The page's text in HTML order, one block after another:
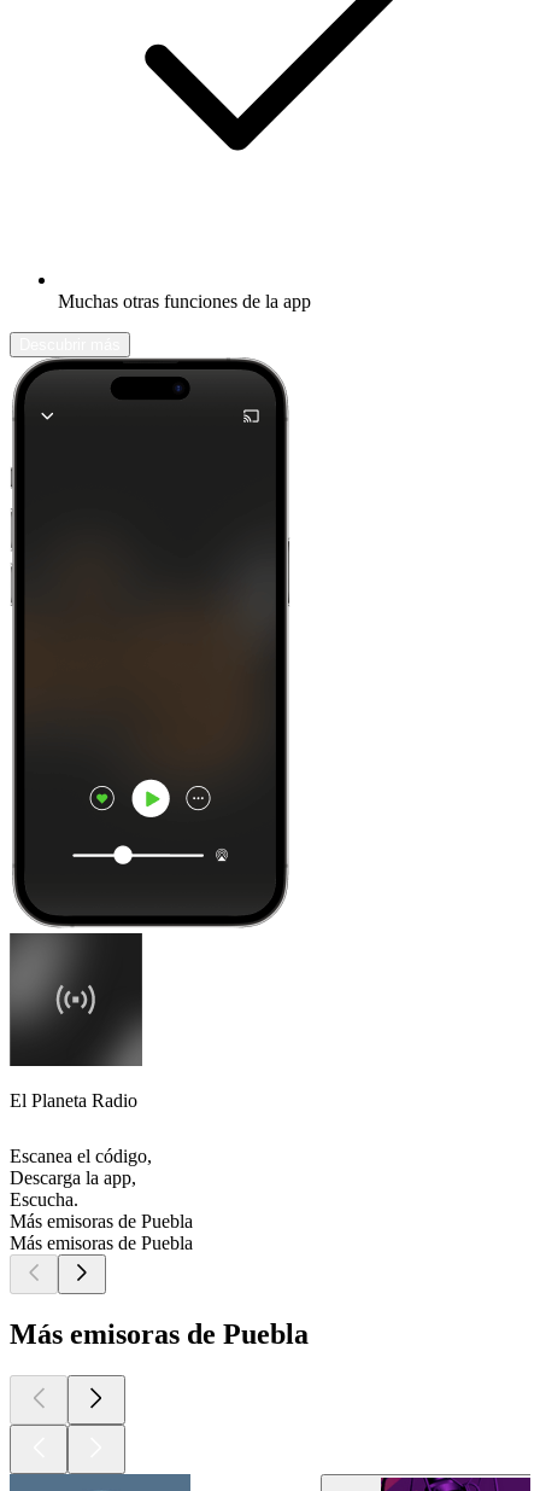
Muchas otras funciones de la app
El Planeta Radio
Escanea el código,
Descarga la app,
Escucha.
Más emisoras de Puebla
Más emisoras de Puebla
Más emisoras de Puebla